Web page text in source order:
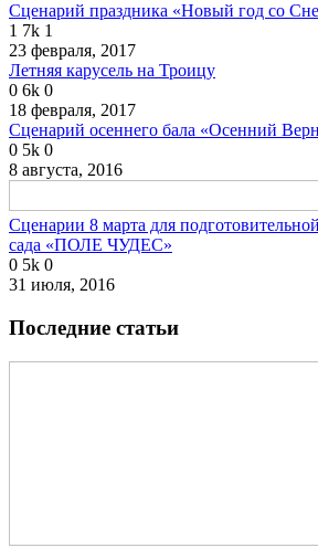
Сценарий праздника «Новый год со
1 7k 1
23 февраля, 2017
Летняя карусель на Троицу
0 6k 0
18 февраля, 2017
Сценарий осеннего бала «Осенний
0 5k 0
8 августа, 2016
Сценарии 8 марта для
сада «ПОЛЕ ЧУДЕС»
0 5k 0
31 июля, 2016
Последние статьи